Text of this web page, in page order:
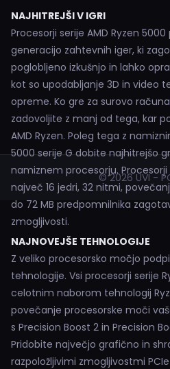
NAJHITREJŠI V IGRI
Procesorji serije AMD Ryzen
generacijo zahtevnih iger, ki
poglobljeno izkušnjo in lahko
kot so upodabljanje 3D in video
opreme. Ko gre za surovo
zadovoljite z manj od tega, kar
AMD Ryzen. Poleg tega z
5000 serije G dobite najhitrejšo
namiznem procesorju. Procesorji
največ 16 jedri, 32 nitmi,
do 72 MB predpomnilnika
zmogljivosti.
NAJNOVEJŠE TEHNOLOGIJE
Z veliko procesorsko močjo
tehnologije. Vsi procesorji serije
celotnim naborom tehnologij
povečanje procesorske moči
s Precision Boost 2 in Precision
Pridobite največjo grafično in
razpoložljivimi zmogljivostmi
© 2026 UVI -